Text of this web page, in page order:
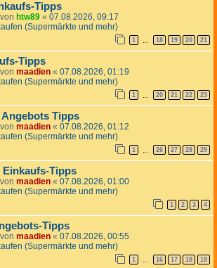
Tipps
htw89 « 07.08.2026, 09:17
(Supermärkte und mehr)
1 … 18 19 20 21
Tipps
maadien « 07.08.2026, 01:19
(Supermärkte und mehr)
1 … 20 21 22 23
Tipps
maadien « 07.08.2026, 01:12
(Supermärkte und mehr)
1 … 26 27 28 29
Tipps
maadien « 07.08.2026, 01:00
(Supermärkte und mehr)
1 2 3 4
Tipps
maadien « 07.08.2026, 00:55
(Supermärkte und mehr)
1 … 16 17 18 19